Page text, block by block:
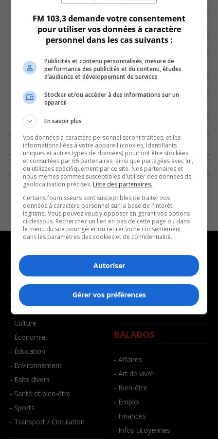
NOUVELLES
- Affaires municipales
- Communauté / Social
- Culture
- Économie
- Éducation
- Environnement
- Faits divers
- Santé et bien-être
- Sports
- Transport / Circulation
MUSIQUE
- Décompte franco
- Joué récemment
BALADOS
- Affaires
- Art de vivre
- Bien-être
- Emploi
- Finances
- Infos citoyennes
FM 103,3 demande votre consentement
pour utiliser vos données à caractère
personnel dans les cas suivants :
Publicités et contenu personnalisés, mesure de
performance des publicités et du contenu, études
d’audience et développement de services
Stocker et/ou accéder à des informations sur un
appareil
En savoir plus
Vos données à caractère personnel seront traitées, et les
informations liées à votre appareil (cookies, identifiants
uniques et autres types de données) pourront être stockées
et consultées par 66 partenaires, ainsi que partagées avec lui,
ou utilisées spécifiquement par ce site. Nos partenaires et
nous-mêmes sommes susceptibles d'utiliser des données de
géolocalisation précises. Liste des partenaires.
Certains fournisseurs sont susceptibles de traiter vos
données à caractère personnel sur la base de l'intérêt
légitime. Vous pouvez vous y opposer en gérant vos options
ci-dessous. Recherchez un lien en bas de cette page ou dans
le menu du site pour gérer ou retirer votre consentement
dans les paramètres des cookies et de confidentialité.
Autoriser
Gérer vos préférences